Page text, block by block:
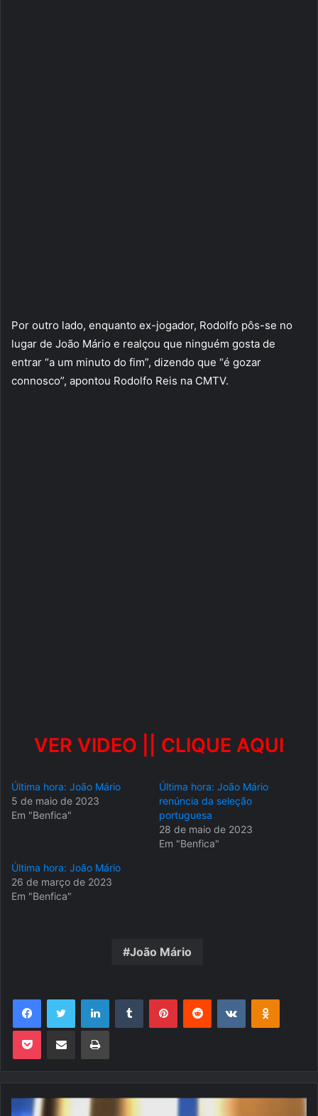
Por outro lado, enquanto ex-jogador, Rodolfo pôs-se no
lugar de João Mário e realçou que ninguém gosta de
entrar “a um minuto do fim”, dizendo que “é gozar
connosco”, apontou Rodolfo Reis na CMTV.
VER VIDEO || CLIQUE AQUI
Última hora: João Mário
5 de maio de 2023
Em "Benfica"
Última hora: João Mário
renúncia da seleção
portuguesa
28 de maio de 2023
Em "Benfica"
Última hora: João Mário
26 de março de 2023
Em "Benfica"
João Mário
FacebookTwitter LinkedinTumblr PinterestReddit VK OK
Pocket Compartilhar via e-mail Imprimir